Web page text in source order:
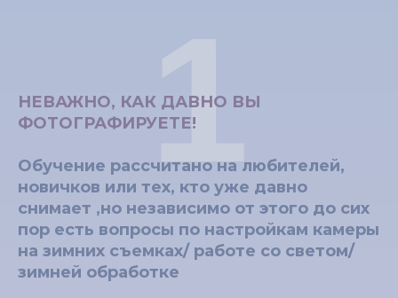
НЕВАЖНО, КАК ДАВНО ВЫ
ФОТОГРАФИРУЕТЕ!
Обучение рассчитано на любителей,
новичков или тех, кто уже давно
снимает ,но независимо от этого до сих
пор есть вопросы по настройкам камеры
на зимних съемках/ работе со светом/
зимней обработке
1